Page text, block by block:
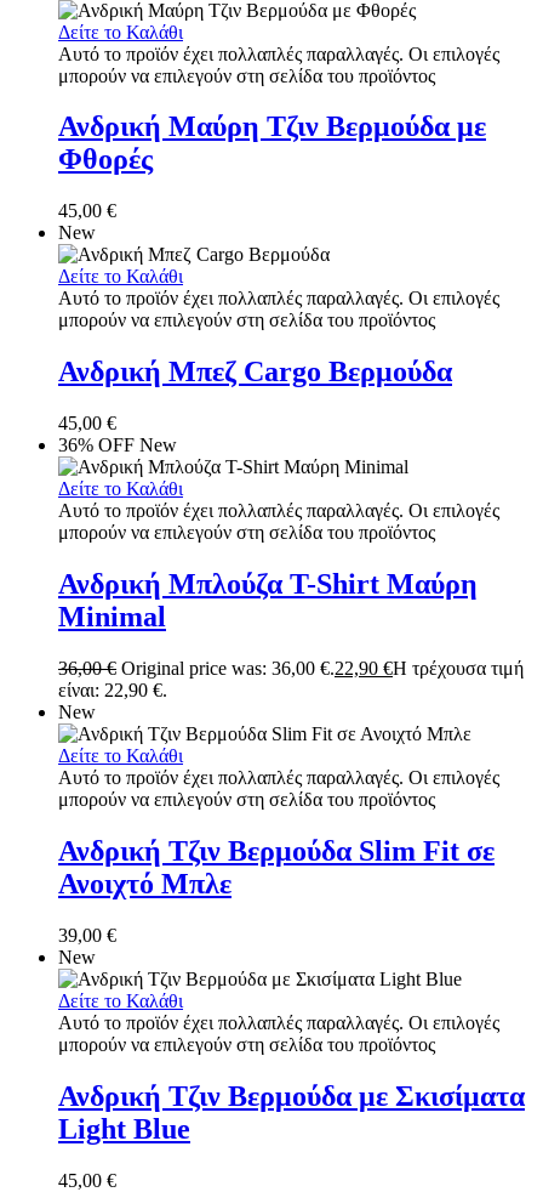
Δείτε το Καλάθι
Αυτό το προϊόν έχει πολλαπλές παραλλαγές. Οι επιλογές
μπορούν να επιλεγούν στη σελίδα του προϊόντος
Ανδρική Μαύρη Τζιν Βερμούδα με
Φθορές
45,00 €
New
Δείτε το Καλάθι
Αυτό το προϊόν έχει πολλαπλές παραλλαγές. Οι επιλογές
μπορούν να επιλεγούν στη σελίδα του προϊόντος
Ανδρική Μπεζ Cargo Βερμούδα
45,00 €
36% OFF New
Δείτε το Καλάθι
Αυτό το προϊόν έχει πολλαπλές παραλλαγές. Οι επιλογές
μπορούν να επιλεγούν στη σελίδα του προϊόντος
Ανδρική Μπλούζα T-Shirt Μαύρη
Minimal
36,00€ Original price was: 36,00 €.22,90 €Η τρέχουσα τιμή
είναι: 22,90 €.
New
Δείτε το Καλάθι
Αυτό το προϊόν έχει πολλαπλές παραλλαγές. Οι επιλογές
μπορούν να επιλεγούν στη σελίδα του προϊόντος
Ανδρική Τζιν Βερμούδα Slim Fit σε
Ανοιχτό Μπλε
39,00 €
New
Δείτε το Καλάθι
Αυτό το προϊόν έχει πολλαπλές παραλλαγές. Οι επιλογές
μπορούν να επιλεγούν στη σελίδα του προϊόντος
Ανδρική Τζιν Βερμούδα με Σκισίματα
Light Blue
45,00 €